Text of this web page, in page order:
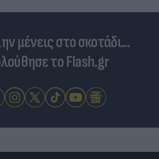
μένεις στο σκοτάδι...
το Flash.gr